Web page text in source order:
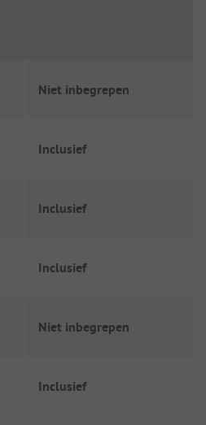
Niet inbegrepen
Inclusief
Inclusief
Inclusief
Niet inbegrepen
Inclusief